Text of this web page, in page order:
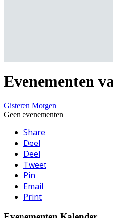
Evenementen
Gisteren Morgen
Geen evenementen
Share
Deel
Deel
Tweet
Pin
Email
Print